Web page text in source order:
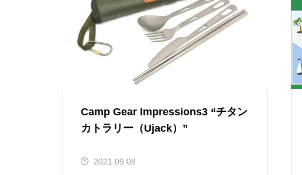
Camp Gear Impressions3 “チタン
カトラリー（Ujack）”
2021.09.08